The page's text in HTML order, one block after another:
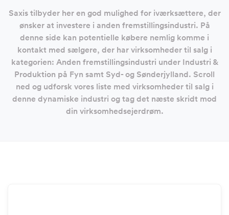
Saxis tilbyder her en god mulighed for iværksættere, der
ønsker at investere i anden fremstillingsindustri. På
denne side kan potentielle købere nemlig komme i
kontakt med sælgere, der har virksomheder til salg i
kategorien: Anden fremstillingsindustri under Industri &
Produktion på Fyn samt Syd- og Sønderjylland. Scroll
ned og udforsk vores liste med virksomheder til salg i
denne dynamiske industri og tag det næste skridt mod
din virksomhedsejerdrøm.